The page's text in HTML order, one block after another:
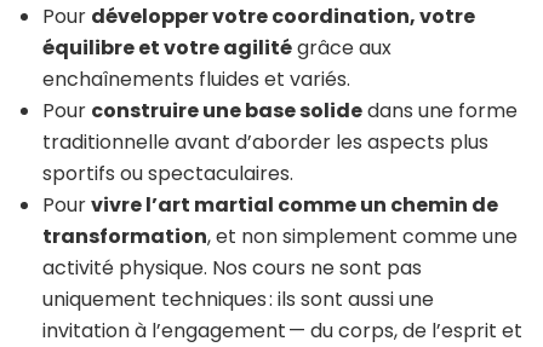
Pour développer votre coordination, votre
équilibre et votre agilitégrâce aux
enchaînements fluides et variés.
Pour construire une base solidedans une forme
traditionnelle avant d’aborder les aspects plus
sportifs ou spectaculaires.
Pourvivre l’art martial comme un chemin de
transformation, et non simplement comme une
activité physique. Nos cours ne sont pas
uniquement techniques : ils sont aussi une
invitation à l’engagement — du corps, de l’esprit et